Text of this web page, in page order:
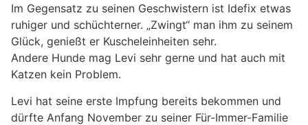
Im Gegensatz zu seinen Geschwistern ist Idefix etwas
ruhiger und schüchterner. „Zwingt“ man ihm zu seinem
Glück, genießt er Kuscheleinheiten sehr.
Andere Hunde mag Levi sehr gerne und hat auch mit
Katzen kein Problem.
Levi hat seine erste Impfung bereits bekommen und
dürfte Anfang November zu seiner Für-Immer-Familie